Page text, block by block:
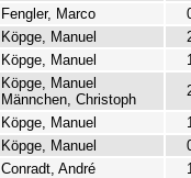
Fengler, Marco
Köpge, Manuel
Köpge, Manuel
Köpge, Manuel
Männchen, Christoph
Köpge, Manuel
Köpge, Manuel
Conradt, André